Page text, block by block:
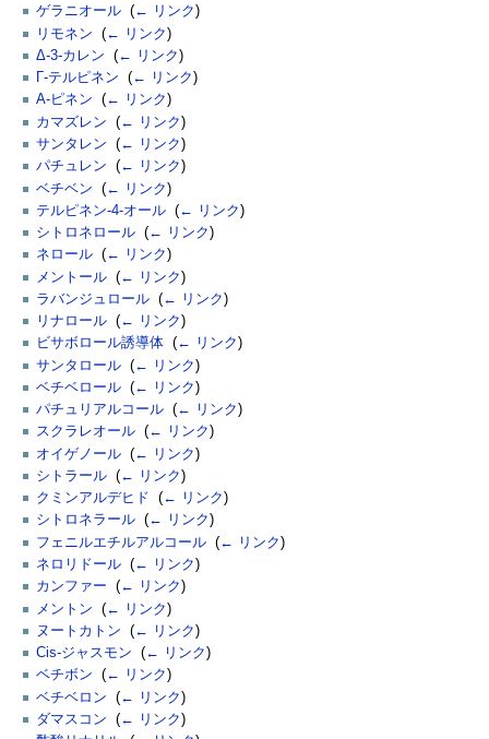
ゲラニオール (← リンク )
リモネン
(← リンク)
Δ-3-カレン
(← リンク )
Γ-テルピネン
(← リンク )
Α-ピネン
(← リンク )
カマズレン
(← リンク)
サンタレン
(← リンク )
パチュレン
(← リンク )
ベチベン
(← リンク)
テルピネン-4-オール (← リンク)
シトロネロール (← リンク )
ネロール (← リンク )
メントール (← リンク)
ラバンジュロール (← リンク)
リナロール (← リンク )
ビサボロール誘導体 (← リンク )
サンタロール (← リンク)
ベチベロール (← リンク)
パチュリアルコール (← リンク )
スクラレオール (← リンク )
オイゲノール (← リンク)
シトラール (← リンク )
クミンアルデヒド
(← リンク )
シトロネラール (← リンク )
フェニルエチルアルコール (← リンク)
ネロリドール (← リンク )
カンファー
(← リンク )
メントン
(← リンク)
ヌートカトン
(← リンク)
Cis-ジャスモン
(← リンク )
ベチボン
(← リンク )
ベチベロン
(← リンク)
ダマスコン
(← リンク)